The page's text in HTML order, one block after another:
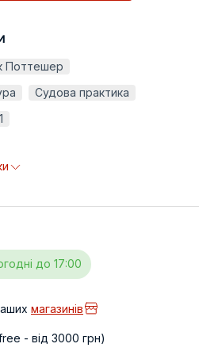
Поттешер
Судова практика
до 17:00
магазинів
- від 3000 грн)